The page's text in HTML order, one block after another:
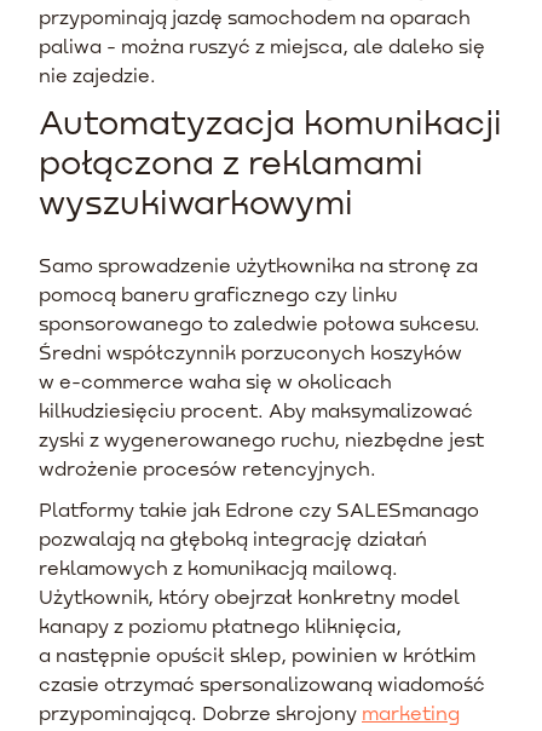
przypominają jazdę samochodem na oparach
paliwa - można ruszyć z miejsca, ale daleko się
nie zajedzie.
Automatyzacja komunikacji
połączona z reklamami
wyszukiwarkowymi
Samo sprowadzenie użytkownika na stronę za
pomocą baneru graficznego czy linku
sponsorowanego to zaledwie połowa sukcesu.
Średni współczynnik porzuconych koszyków
w e-commerce waha się w okolicach
kilkudziesięciu procent. Aby maksymalizować
zyski z wygenerowanego ruchu, niezbędne jest
wdrożenie procesów retencyjnych.
Platformy takie jak Edrone czy SALESmanago
pozwalają na głęboką integrację działań
reklamowych z komunikacją mailową.
Użytkownik, który obejrzał konkretny model
kanapy z poziomu płatnego kliknięcia,
a następnie opuścił sklep, powinien w krótkim
czasie otrzymać spersonalizowaną wiadomość
przypominającą. Dobrze skrojony marketing